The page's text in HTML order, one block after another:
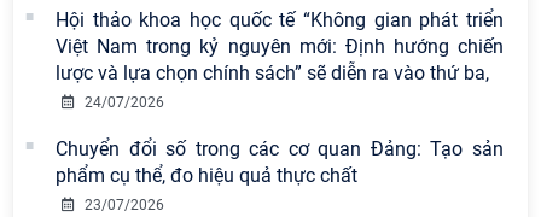
Hội thảo khoa học quốc tế “Không gian phát triển
Việt Nam trong kỷ nguyên mới: Định hướng chiến
lược và lựa chọn chính sách” sẽ diễn ra vào thứ ba,
24/07/2026
Chuyển đổi số trong các cơ quan Đảng: Tạo sản
phẩm cụ thể, đo hiệu quả thực chất
23/07/2026
Tọa đàm Giao lưu chuyên đề về
những kinh nghiệm quan trọng của
Đảng Cộng sản Trung Quốc và Đảng
sự nghiệp xây dựng chủ nghĩa xã hội
Hội nghị Lãnh đạo Viện Hàn lâm